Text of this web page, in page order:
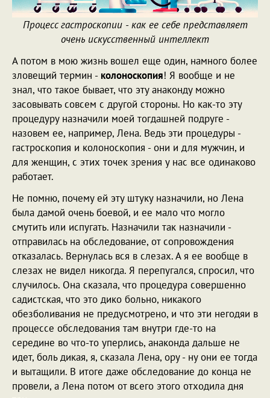
Процесс гастроскопии - как ее себе представляет
очень искусственный интеллект
А потом в мою жизнь вошел еще один, намного более
зловещий термин - колоноскопия! Я вообще и не
знал, что такое бывает, что эту анаконду можно
засовывать совсем с другой стороны. Но как-то эту
процедуру назначили моей тогдашней подруге -
назовем ее, например, Лена. Ведь эти процедуры -
гастроскопия и колоноскопия - они и для мужчин, и
для женщин, с этих точек зрения у нас все одинаково
работает.
Не помню, почему ей эту штуку назначили, но Лена
была дамой очень боевой, и ее мало что могло
смутить или испугать. Назначили так назначили -
отправилась на обследование, от сопровождения
отказалась. Вернулась вся в слезах. А я ее вообще в
слезах не видел никогда. Я перепугался, спросил, что
случилось. Она сказала, что процедура совершенно
садистская, что это дико больно, никакого
обезболивания не предусмотрено, и что эти негодяи в
процессе обследования там внутри где-то на
середине во что-то уперлись, анаконда дальше не
идет, боль дикая, я, сказала Лена, ору - ну они ее тогда
и вытащили. В итоге даже обследование до конца не
провели, а Лена потом от всего этого отходила дня